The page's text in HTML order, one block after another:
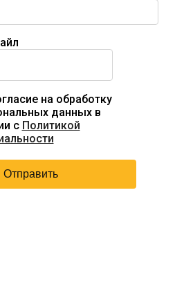
на обработку
данных в
с Политикой